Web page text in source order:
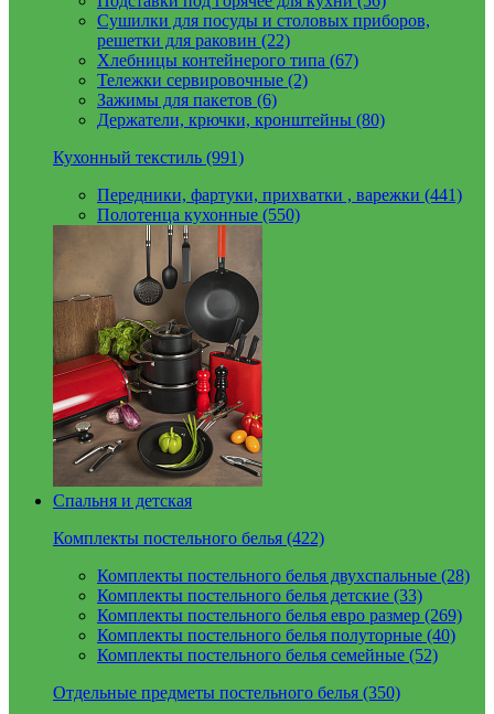
Сушилки для посуды и столовых приборов,
решетки для раковин (22)
Хлебницы контейнерого типа (67)
Тележки сервировочные (2)
Зажимы для пакетов (6)
Держатели, крючки, кронштейны (80)
Кухонный текстиль (991)
Передники, фартуки, прихватки , варежки (441)
Полотенца кухонные (550)
Спальня и детская
Комплекты постельного белья (422)
Комплекты постельного белья двухспальные (28)
Комплекты постельного белья детские (33)
Комплекты постельного белья евро размер (269)
Комплекты постельного белья полуторные (40)
Комплекты постельного белья семейные (52)
Отдельные предметы постельного белья (350)